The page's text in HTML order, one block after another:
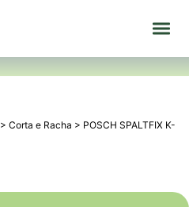
> Corta e Racha > POSCH SPALTFIX K-